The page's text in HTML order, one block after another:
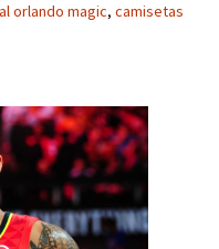
orlando magic, camisetas